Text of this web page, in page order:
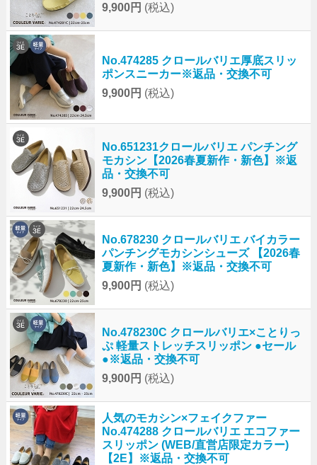
9,900円 (税込)
No.474285 クロールバリエ厚底スリッ
ポンスニーカー※返品・交換不可
9,900円 (税込)
No.651231クロールバリエ パンチング
モカシン【2026春夏新作・新色】※返
品・交換不可
9,900円 (税込)
No.678230 クロールバリエ バイカラー
パンチングモカシンシューズ 【2026春
夏新作・新色】※返品・交換不可
9,900円 (税込)
No.478230C クロールバリエ×ことりっ
ぷ 軽量ストレッチスリッポン ●セール
●※返品・交換不可
9,900円 (税込)
人気のモカシン×フェイクファー
No.474288 クロールバリエ エコファー
スリッポン (WEB/直営店限定カラー)
【2E】※返品・交換不可